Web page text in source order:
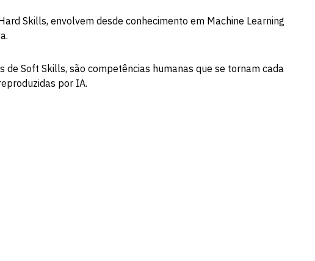
Skills, envolvem desde conhecimento em Machine Learning
de Soft Skills, são competências humanas que se tornam cada
por IA.